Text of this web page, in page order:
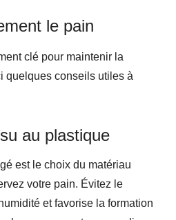
le pain
clé pour maintenir la
quelques conseils utiles à
au plastique
est le choix du matériau
votre pain. Évitez le
et favorise la formation